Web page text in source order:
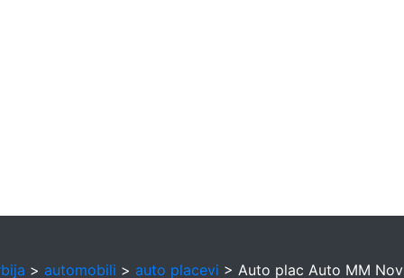
> automobili > auto placevi > Auto plac Auto MM